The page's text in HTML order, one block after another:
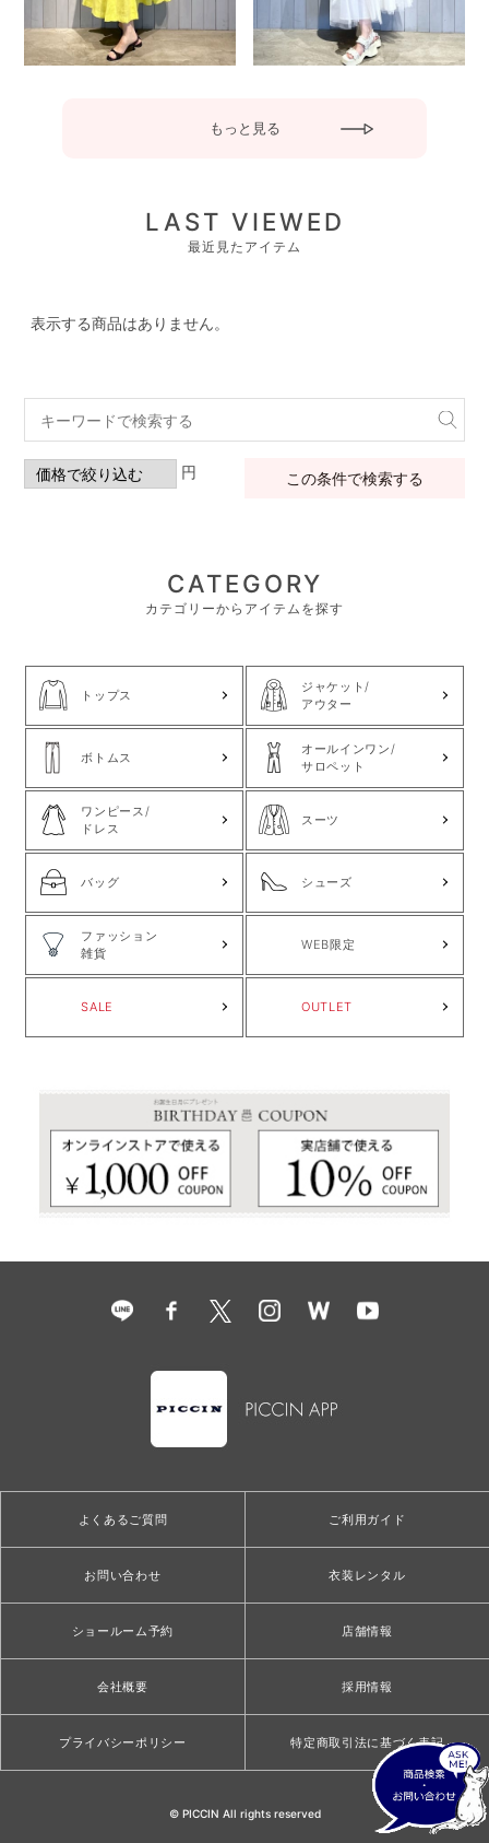
もっと見る
LAST VIEWED
最近見たアイテム
表示する商品はありません。
円 この条件で検索する
CATEGORY
カテゴリーからアイテムを探す
トップス
ジャケット/
アウター
ボトムス
オールインワン/
サロペット
ワンピース/
ドレス
スーツ
バッグ シューズ
ファッション
雑貨
WEB限定
SALE OUTLET
よくあるご質問 ご利用ガイド
お問い合わせ 衣装レンタル
ショールーム予約 店舗情報
会社概要 採用情報
プライバシーポリシー 特定商取引法に基づく表記
© PICCIN All rights reserved